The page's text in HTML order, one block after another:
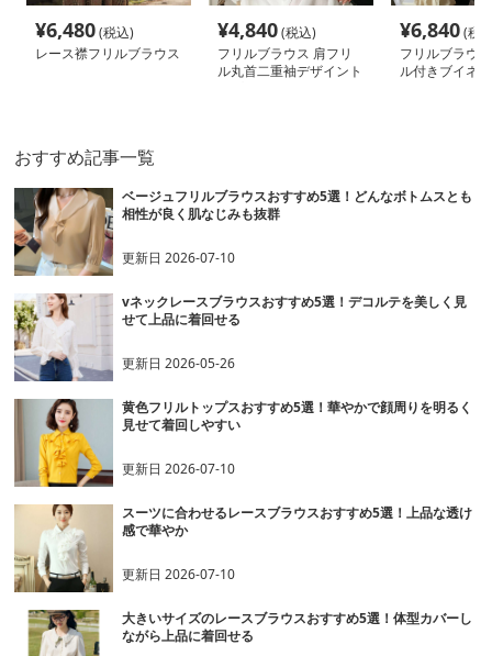
¥6,480(税込)
レース襟フリルブラウス
¥4,840(税込)
フリルブラウス 肩フリ
ル丸首二重袖デザイント
¥6,840(税
フリルブラウ
ル付きブイネ
おすすめ記事一覧
ベージュフリルブラウスおすすめ5選！どんなボトムスとも
相性が良く肌なじみも抜群
更新日2026-07-10
vネックレースブラウスおすすめ5選！デコルテを美しく見
せて上品に着回せる
更新日2026-05-26
黄色フリルトップスおすすめ5選！華やかで顔周りを明るく
見せて着回しやすい
更新日2026-07-10
スーツに合わせるレースブラウスおすすめ5選！上品な透け
感で華やか
更新日2026-07-10
大きいサイズのレースブラウスおすすめ5選！体型カバーし
ながら上品に着回せる